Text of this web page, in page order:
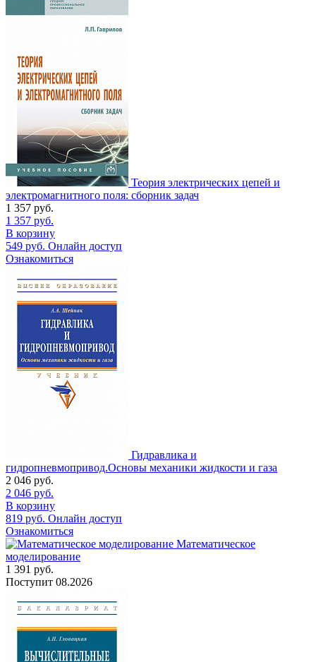
Теория электрических цепей и
электромагнитного поля: сборник задач
1 357 руб.
1 357 руб.
В корзину
549 руб. Онлайн доступ
Ознакомиться
Гидравлика и
гидропневмопривод.Основы механики жидкости и газа
2 046 руб.
2 046 руб.
В корзину
819 руб. Онлайн доступ
Ознакомиться
Математическое
моделирование
1 391 руб.
Поступит 08.2026